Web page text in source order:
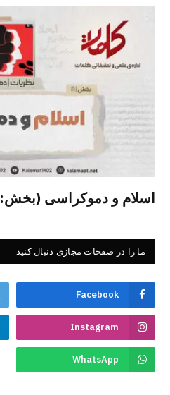
اسلام و دموکراسی (بخش: ۸)
ما را در صفحات مجازی دنبال کنید
Facebook
Instagram
WhatsApp